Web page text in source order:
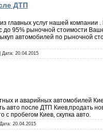
ДТП
главных услуг нашей
до 95% рыночной стоимости
автомобилей по рыночной
| Дата: 20.04.2015
и аварийных автомобилей
авто после ДТП Киев,продать
с пробегом Киев, скупка авто.
20.04.2015